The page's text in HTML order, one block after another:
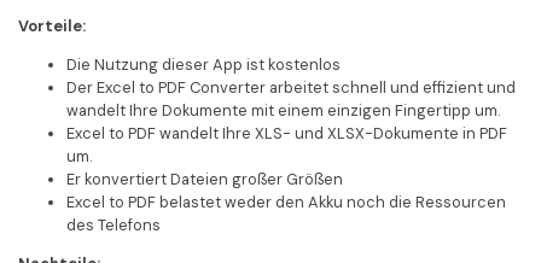
Vorteile:
Die Nutzung dieser App ist kostenlos
Der Excel to PDF Converter arbeitet schnell und effizient und
wandelt Ihre Dokumente mit einem einzigen Fingertipp um.
Excel to PDF wandelt Ihre XLS- und XLSX-Dokumente in PDF
um.
Er konvertiert Dateien großer Größen
Excel to PDF belastet weder den Akku noch die Ressourcen
des Telefons